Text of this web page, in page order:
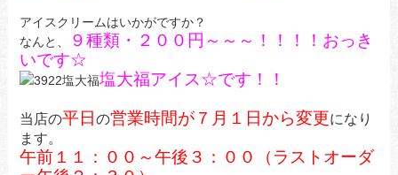
アイスクリームはいかがですか？
なんと、
９種類・２００円～～～！！！！おっき
いです☆
塩大福アイス☆です！！
当店の平日 の営業時間が７月１日から変更になり
ます。
午前１１：００～午後３：００（ラストオーダ